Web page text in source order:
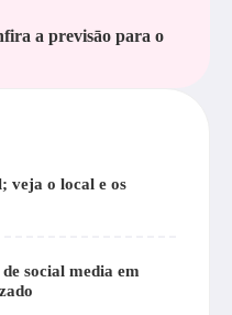
a previsāo para o
veja o local e os
social media em